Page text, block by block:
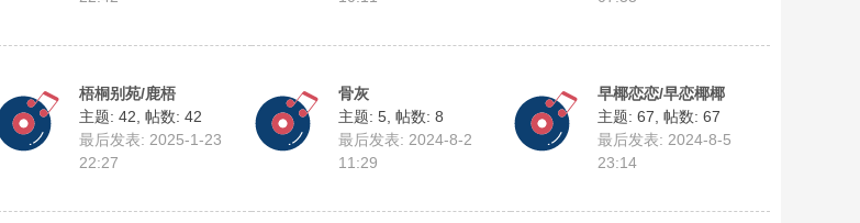
梧桐别苑/鹿梧
主题: 42 帖数: 42
最后发表: 2025-1-23
22:27
骨灰
主题: 5 帖数: 8
最后发表: 2024-8-2
11:29
早椰恋恋/早恋椰椰
主题: 67 帖数: 67
最后发表: 2024-8-5
23:14